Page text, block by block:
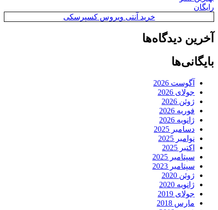
رایگان
خرید آنتی ویروس کسپرسکی
آخرین دیدگاه‌ها
بایگانی‌ها
آگوست 2026
جولای 2026
ژوئن 2026
فوریه 2026
ژانویه 2026
دسامبر 2025
نوامبر 2025
اکتبر 2025
سپتامبر 2025
سپتامبر 2023
ژوئن 2020
ژانویه 2020
جولای 2019
مارس 2018